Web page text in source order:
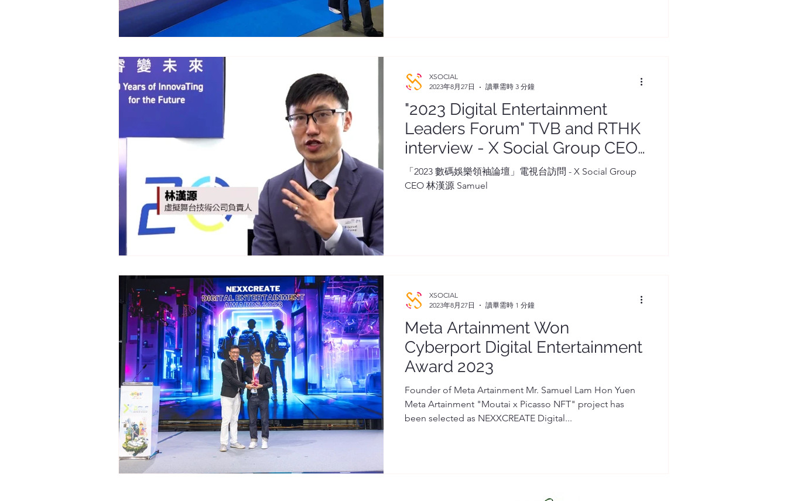
"2023 Digital Entertainment
Leaders Forum" TVB and RTHK
interview - X Social Group CEO
Samuel Lam
「2023 數碼娛樂領袖論壇」電視台訪問 - X Social Group
CEO 林漢源 Samuel
XSOCIAL
2023年8月27日
讀畢需時 3 分鐘
Meta Artainment Won
Cyberport Digital Entertainment
Award 2023
Founder of Meta Artainment Mr. Samuel Lam Hon Yuen
Meta Artainment "Moutai x Picasso NFT" project has
been selected as NEXXCREATE Digital...
XSOCIAL
2023年8月27日
讀畢需時 1 分鐘